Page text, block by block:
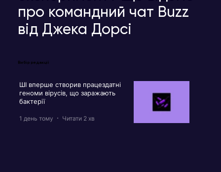
про командний чат Buzz
від Джека Дорсі
Вибір редакції
ШІ вперше створив працездатні
геноми вірусів, що заражають
бактерії
1 день тому Читати 2 хв